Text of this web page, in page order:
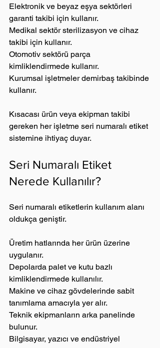
Elektronik ve beyaz eşya sektörleri
garanti takibi için kullanır.
Medikal sektör sterilizasyon ve cihaz
takibi için kullanır.
Otomotiv sektörü parça
kimliklendirmede kullanır.
Kurumsal işletmeler demirbaş takibinde
kullanır.
Kısacası ürün veya ekipman takibi
gereken her işletme seri numaralı etiket
sistemine ihtiyaç duyar.
Seri Numaralı Etiket
Nerede Kullanılır?
Seri numaralı etiketlerin kullanım alanı
oldukça geniştir.
Üretim hatlarında her ürün üzerine
uygulanır.
Depolarda palet ve kutu bazlı
kimliklendirmede kullanılır.
Makine ve cihaz gövdelerinde sabit
tanımlama amacıyla yer alır.
Teknik ekipmanların arka panelinde
bulunur.
Bilgisayar, yazıcı ve endüstriyel